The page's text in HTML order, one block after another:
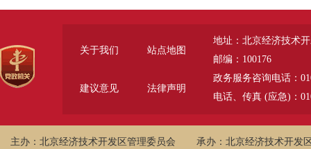
关于我们 站点地图
建议意见 法律声明
地址：北京经济技术
邮编：100176
政务服务咨询电话：
电话、传真 (应急)：
主办：北京经济技术开发区管理委员会 承办：北京经济技术开发